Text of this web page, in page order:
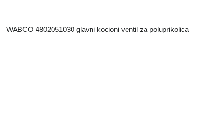
WABCO 4802051030 glavni kocioni ventil za poluprikolica